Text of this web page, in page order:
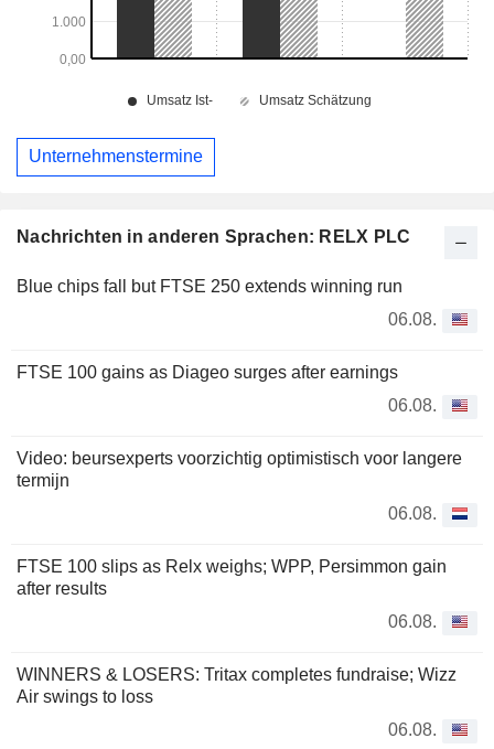
Nachrichten in anderen Sprachen: RELX PLC
Blue chips fall but FTSE 250 extends winning run
06.08.
FTSE 100 gains as Diageo surges after earnings
06.08.
Video: beursexperts voorzichtig optimistisch voor langere
termijn
06.08.
FTSE 100 slips as Relx weighs; WPP, Persimmon gain
after results
06.08.
WINNERS & LOSERS: Tritax completes fundraise; Wizz
Air swings to loss
06.08.
Unternehmenstermine